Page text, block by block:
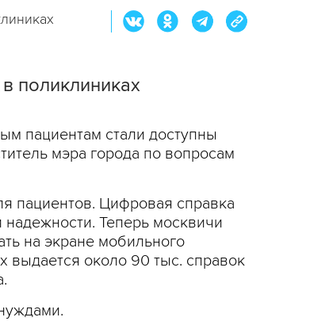
поликлиниках
пациентам стали доступны
мэра города по вопросам
пациентов. Цифровая справка
Теперь москвичи
на экране мобильного
выдается около 90 тыс. справок